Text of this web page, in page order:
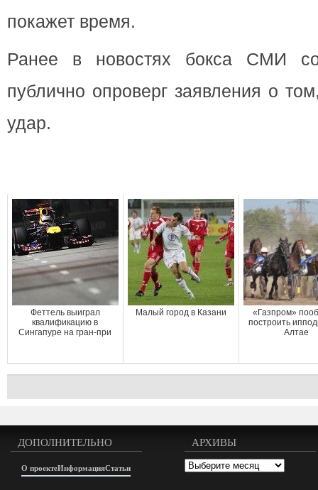
покажет время.
Ранее в новостях бокса СМИ
публично опроверг заявления о
удар.
Феттель выиграл
квалификацию в
Сингапуре на гран-при
Малый город в Казани
«Газпром»
построить
Алтае
ДОПОЛНИТЕЛЬНО
О проектеИнформацияСтатьи
АРХИВЫ
Архивы